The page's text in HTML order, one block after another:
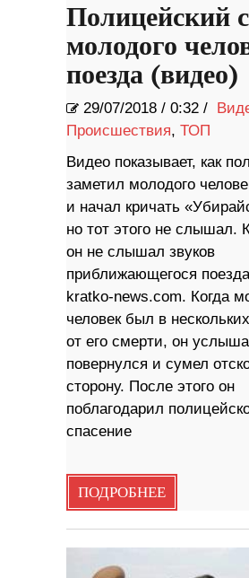
Полицейский
молодого
поезда (видео)
29/07/2018 / 0:32 /
Происшествия, ТОП
Видео показывает, как
заметил молодого
и начал кричать
но тот этого не слышал.
он не слышал звуков
приближающегося
kratko-news.com. Когда
человек был в
от его смерти, он
повернулся и сумел
сторону. После этого он
поблагодарил
спасение
ПОДРОБНЕЕ